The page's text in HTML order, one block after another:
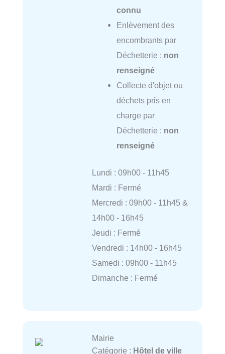
connu
Enlèvement des
encombrants par
Déchetterie : non
renseigné
Collecte d'objet ou
déchets pris en
charge par
Déchetterie : non
renseigné
Lundi : 09h00 - 11h45
Mardi : Fermé
Mercredi : 09h00 - 11h45 &
14h00 - 16h45
Jeudi : Fermé
Vendredi : 14h00 - 16h45
Samedi : 09h00 - 11h45
Dimanche : Fermé
Mairie
Catégorie : Hôtel de ville